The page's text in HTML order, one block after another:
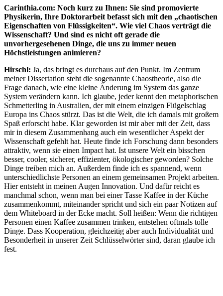
Carinthia.com: Noch kurz zu Ihnen: Sie sind promovierte
Physikerin, Ihre Doktorarbeit befasst sich mit den „chaotischen
Eigenschaften von Flüssigkeiten“. Wie viel Chaos verträgt die
Wissenschaft? Und sind es nicht oft gerade die
unvorhergesehenen Dinge, die uns zu immer neuen
Höchstleistungen animieren?
Hirschl: Ja, das bringt es durchaus auf den Punkt. Im Zentrum
meiner Dissertation steht die sogenannte Chaostheorie, also die
Frage danach, wie eine kleine Änderung im System das ganze
System verändern kann. Ich glaube, jeder kennt den metaphorischen
Schmetterling in Australien, der mit einem einzigen Flügelschlag
Europa ins Chaos stürzt. Das ist die Welt, die ich damals mit großem
Spaß erforscht habe. Klar geworden ist mir aber mit der Zeit, dass
mir in diesem Zusammenhang auch ein wesentlicher Aspekt der
Wissenschaft gefehlt hat. Heute finde ich Forschung dann besonders
attraktiv, wenn sie einen Impact hat. Ist unsere Welt ein bisschen
besser, cooler, sicherer, effizienter, ökologischer geworden? Solche
Dinge treiben mich an. Außerdem finde ich es spannend, wenn
unterschiedlichste Personen an einem gemeinsamen Projekt arbeiten.
Hier entsteht in meinen Augen Innovation. Und dafür reicht es
manchmal schon, wenn man bei einer Tasse Kaffee in der Küche
zusammenkommt, miteinander spricht und sich ein paar Notizen auf
dem Whiteboard in der Ecke macht. Soll heißen: Wenn die richtigen
Personen einen Kaffee zusammen trinken, entstehen oftmals tolle
Dinge. Dass Kooperation, gleichzeitig aber auch Individualität und
Besonderheit in unserer Zeit Schlüsselwörter sind, daran glaube ich
fest.